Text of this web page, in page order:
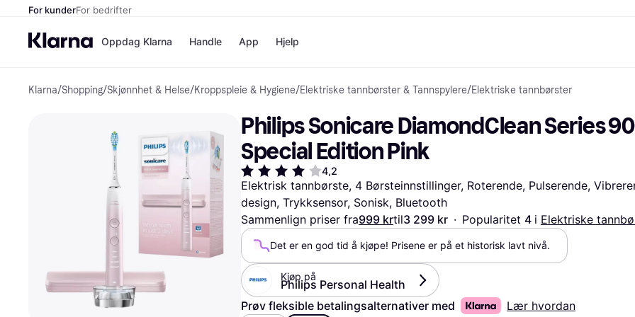
For kunderFor bedrifter
Oppdag Klarna
Betalingsmetoder
Betal nå
Betal i 3 deler
Betal innen 30 dager
Finansiering
Vipps
Shopping og belønninger
Utforsk butikker
Medlemskap
Inviter en venn
Bankvirksomhet
Klarna Saldo
Mobil
Handle
Butikker
Booking.com
Farmasiet
kicks.no
Norwegian
Butikkoversikt
Handle og sammenlign priser
Skjønnhet & Helse
Klær & Accessories
Leker & Hobby
Hjem & Interiør
Sport & Fritid
Data
Bygg & Oppussing
Foto & Video
Mobil & Wearables
Barn & Familie
Hvitevarer
Alle
App Hjelp
Klarna/Shopping/Skjønnhet & Helse/Kroppspleie & Hygiene/Elektriske tannbørster & Tannspylere/Elektriske tannbørster
Philips Sonicare DiamondClean Series
Special Edition Pink
4,2
Elektrisk tannbørste, 4 Børsteinnstillinger, Roterende, Pulserende,
design, Trykksensor, Sonisk, Bluetooth
Sammenlign priser fra999 krtil3 299 kr · Popularitet 4 i Elektriske
Det er en god tid å kjøpe! Prisene er på et historisk lavt nivå.
Kjøp på
Philips Personal Health
Prøv fleksible betalingsalternativer med
Lær hvordan